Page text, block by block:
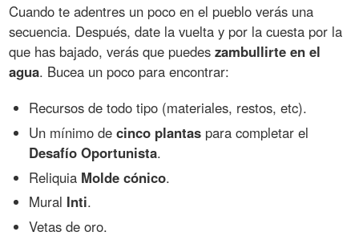
Cuando te adentres un poco en el pueblo verás una
secuencia. Después, date la vuelta y por la cuesta por la
que has bajado, verás que puedeszambullirte en el
agua. Bucea un poco para encontrar:
Recursos de todo tipo (materiales, restos, etc).
Un mínimo decinco plantas para completar el
Desafío Oportunista.
Reliquia Molde cónico.
Mural Inti.
Vetas de oro.